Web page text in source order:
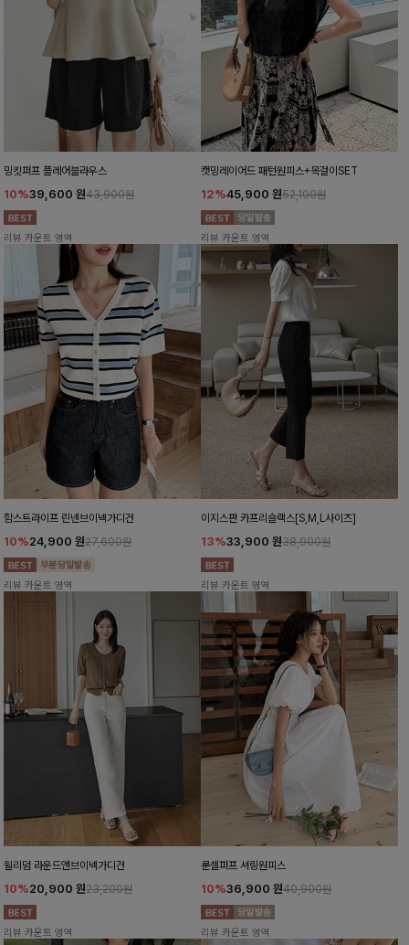
밍킷퍼프 플레어블라우스
10%39,600 원43,900원
리뷰 카운트 영역
캣밍레이어드 패턴원피스+목걸이SET
12%45,900 원52,100원
리뷰 카운트 영역
함스트라이프 린넨브이넥가디건
10%24,900 원27,600원
리뷰 카운트 영역
이지스판 카프리슬랙스[S,M,L사이즈]
13%33,900 원38,900원
리뷰 카운트 영역
윌리덤 라운드앤브이넥가디건
10%20,900 원23,200원
리뷰 카운트 영역
룬셀퍼프 셔링원피스
10%36,900 원40,900원
리뷰 카운트 영역